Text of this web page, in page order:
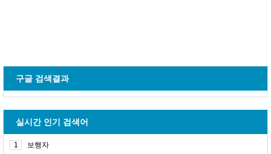
구글 검색결과
실시간 인기 검색어
1
보행자